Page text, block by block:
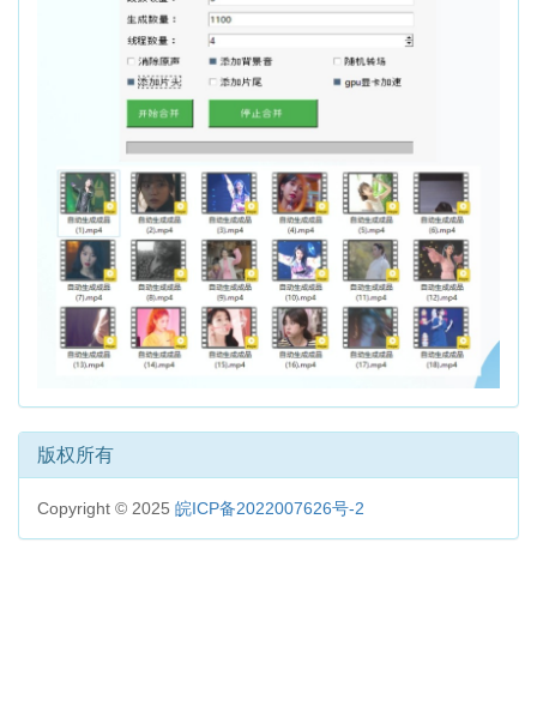
版权所有
Copyright © 2025 皖ICP备2022007626号-2